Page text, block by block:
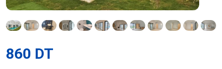
860 DT